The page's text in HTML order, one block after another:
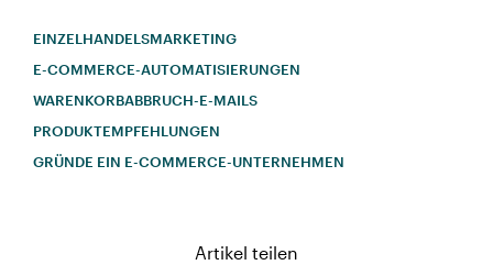
EINZELHANDELSMARKETING
E-COMMERCE-AUTOMATISIERUNGEN
WARENKORBABBRUCH-E-MAILS
PRODUKTEMPFEHLUNGEN
GRÜNDE EIN E-COMMERCE-UNTERNEHMEN
Artikel teilen